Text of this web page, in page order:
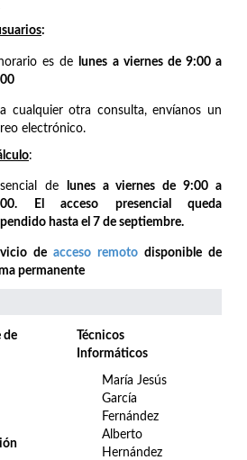
:
es de
lunes a viernes de 9:00 a
cualquier otra consulta, envíanos un
electrónico.
:
de
lunes a viernes de 9:00 a
El acceso presencial queda
hasta el 7 de septiembre.
de acceso remoto disponible de
permanente
de
Técnicos
Informáticos
María Jesús
García
Fernández
Alberto
Hernández